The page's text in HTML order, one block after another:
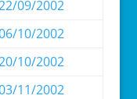
09/2002
10/2002
10/2002
11/2002